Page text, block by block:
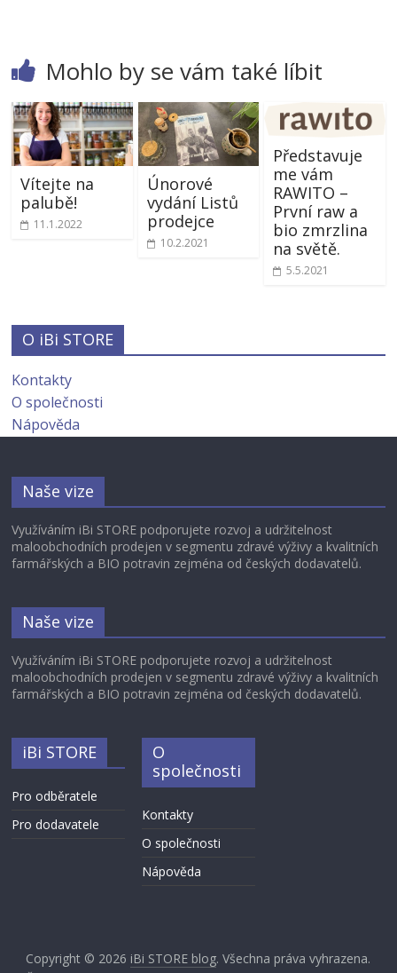
Mohlo by se vám také líbit
Vítejte na
palubě!
11.1.2022
Únorové
vydání Listů
prodejce
10.2.2021
Představuje
me vám
RAWITO –
První raw a
bio zmrzlina
na světě.
5.5.2021
O iBi STORE
Kontakty
O společnosti
Nápověda
Naše vize
Využíváním iBi STORE podporujete rozvoj a udržitelnost
maloobchodních prodejen v segmentu zdravé výživy a kvalitních
farmářských a BIO potravin zejména od českých dodavatelů.
Naše vize
Využíváním iBi STORE podporujete rozvoj a udržitelnost
maloobchodních prodejen v segmentu zdravé výživy a kvalitních
farmářských a BIO potravin zejména od českých dodavatelů.
iBi STORE
Pro odběratele
Pro dodavatele
O
společnosti
Kontakty
O společnosti
Nápověda
Copyright © 2026 iBi STORE blog. Všechna práva vyhrazena.